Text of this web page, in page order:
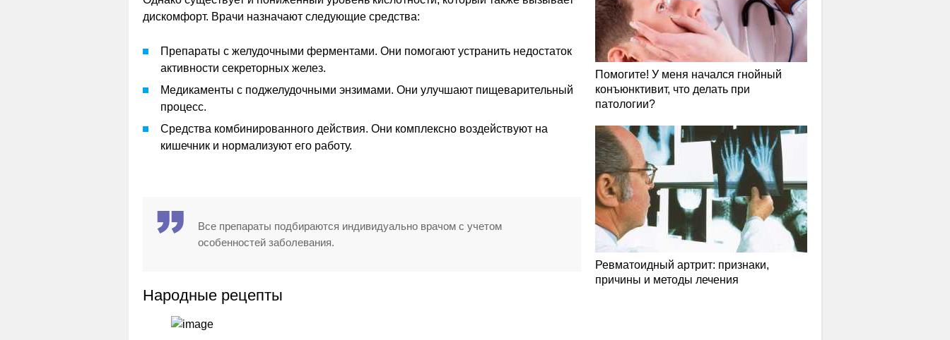
дискомфорт. Врачи назначают следующие средства:
Препараты с желудочными ферментами. Они помогают устранить недостаток
активности секреторных желез.
Медикаменты с поджелудочными энзимами. Они улучшают пищеварительный
процесс.
Средства комбинированного действия. Они комплексно воздействуют на
кишечник и нормализуют его работу.
Все препараты подбираются индивидуально врачом с учетом
особенностей заболевания.
Народные рецепты
Помогите! У меня начался гнойный
конъюнктивит, что делать при
патологии?
Ревматоидный артрит: признаки,
причины и методы лечения